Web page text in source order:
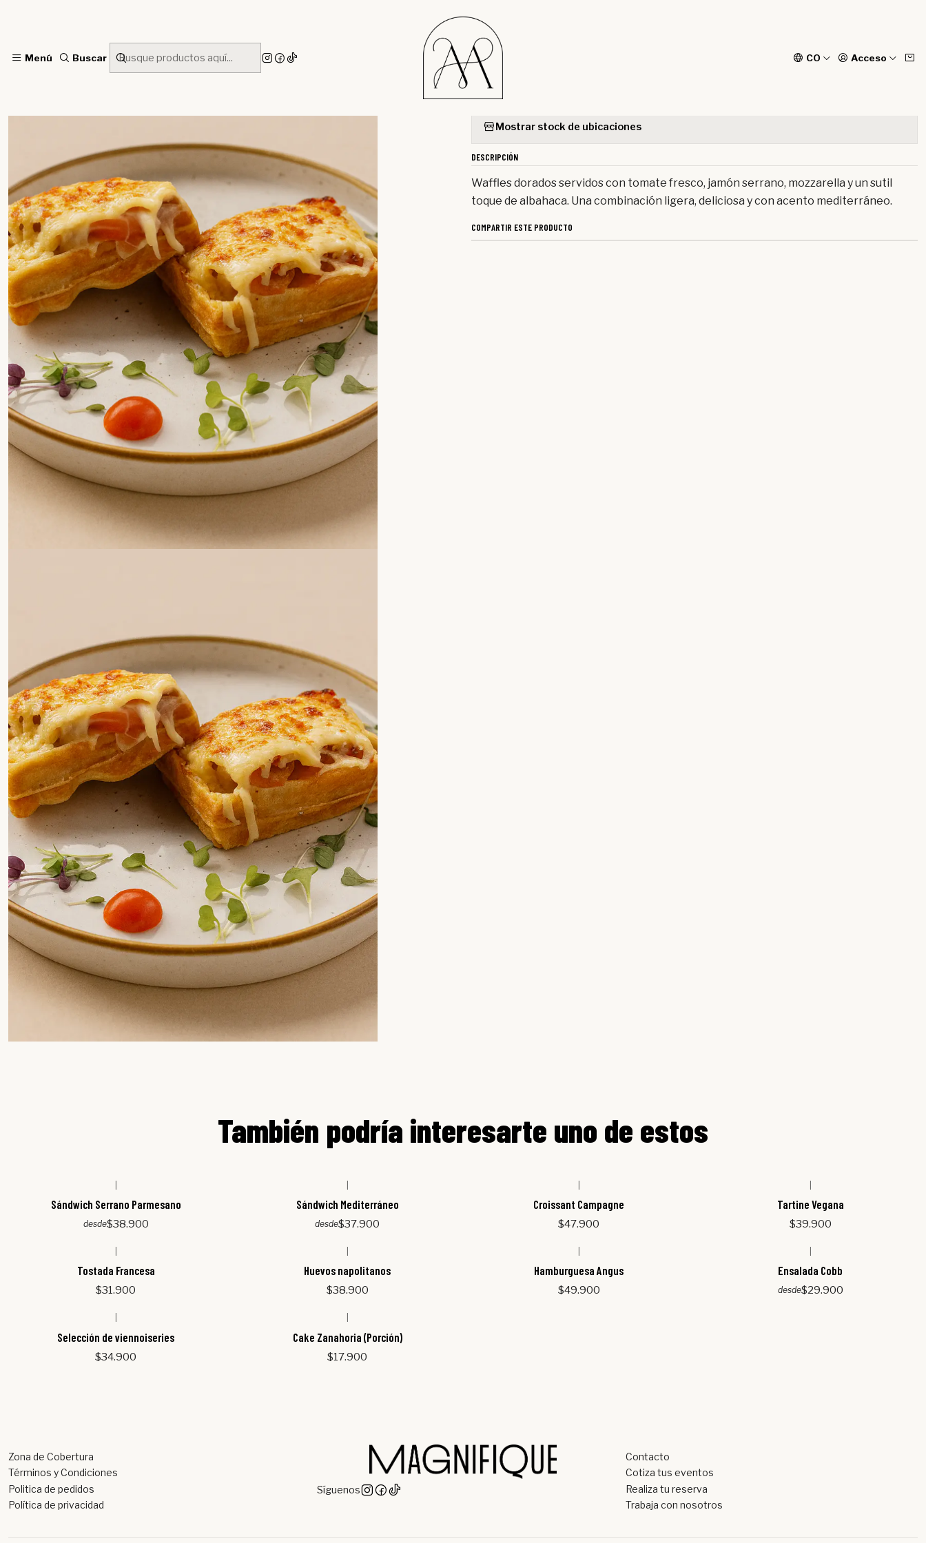
Menú Buscar CO Acceso
Desayunos
|
Waffle Especial
Mostrar stock de ubicaciones
DESCRIPCIÓN
Waffles dorados servidos con tomate fresco, jamón serrano, mozzarella y un sutil
toque de albahaca. Una combinación ligera, deliciosa y con acento mediterráneo.
COMPARTIR ESTE PRODUCTO
También podría interesarte uno de estos
Sándwich Serrano Parmesano
desde$38.900
Sándwich Mediterráneo
desde$37.900
Croissant Campagne
$47.900
Tartine Vegana
$39.900
Tostada Francesa
$31.900
Huevos napolitanos
$38.900
Hamburguesa Angus
$49.900
Ensalada Cobb
desde$29.900
Selección de viennoiseries
$34.900
Cake Zanahoria (Porción)
$17.900
Zona de Cobertura
Términos y Condiciones
Politica de pedidos
Política de privacidad
Síguenos
Contacto
Cotiza tus eventos
Realiza tu reserva
Trabaja con nosotros